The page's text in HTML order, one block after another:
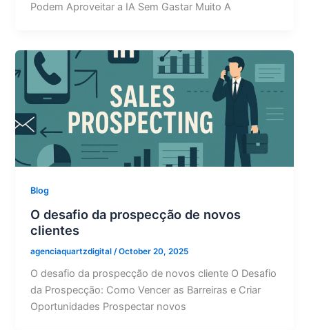
Podem Aproveitar a IA Sem Gastar Muito A
Blog
O desafio da prospecção de novos
clientes
agenciaquartzdigital /October 20, 2025
O desafio da prospecção de novos cliente O Desafio
da Prospecção: Como Vencer as Barreiras e Criar
Oportunidades Prospectar novos